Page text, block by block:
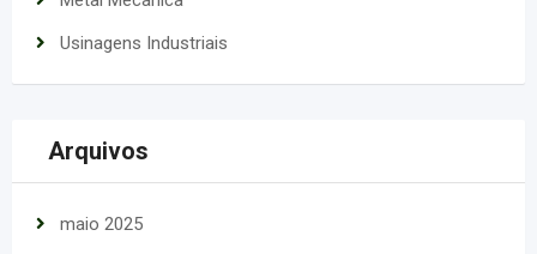
Usinagens Industriais
Arquivos
maio 2025